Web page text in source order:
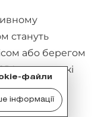
стануть
або берегом
карпатські
ж
не менше:
файли
інформації